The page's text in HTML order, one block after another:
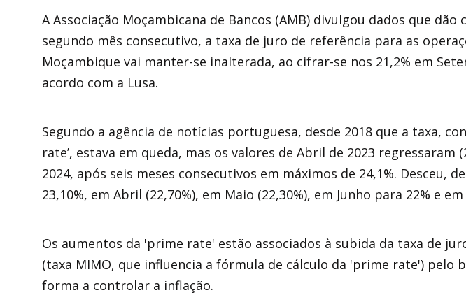
A Associação Moçambicana de Bancos (AMB) divulgou dados que dão
segundo mês consecutivo, a taxa de juro de referência para as
Moçambique vai manter-se inalterada, ao cifrar-se nos 21,2% em
acordo com a Lusa.
Segundo a agência de notícias portuguesa, desde 2018 que a taxa,
rate’, estava em queda, mas os valores de Abril de 2023 regressaram
2024, após seis meses consecutivos em máximos de 24,1%. Desceu,
23,10%, em Abril (22,70%), em Maio (22,30%), em Junho para 22% e em
Os aumentos da 'prime rate' estão associados à subida da taxa de
(taxa MIMO, que influencia a fórmula de cálculo da 'prime rate') pelo
forma a controlar a inflação.